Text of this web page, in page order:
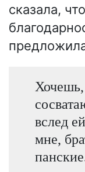
сказала,
Хочешь,
вслед
мне,